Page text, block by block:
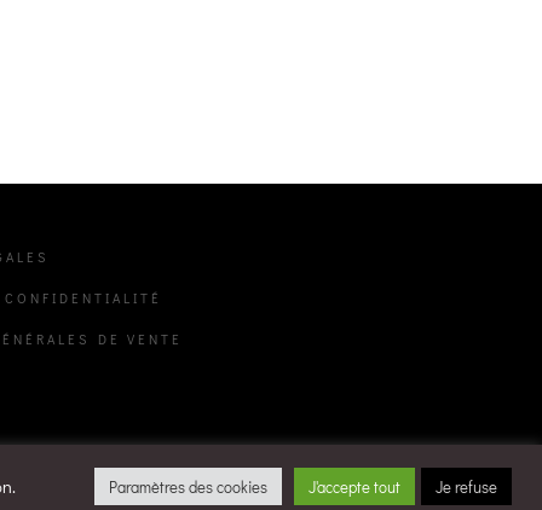
DE VENTE
Paramètres des cookies J'accepte tout Je refuse